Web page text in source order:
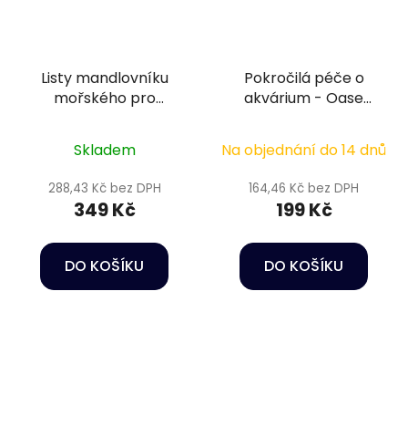
Listy mandlovníku
mořského pro
Leaves 10 ks XXL
Skladem
288,43 Kč bez DPH
349 Kč
DO KOŠÍKU
Pokročilá péče o
akvárium - Oase
Bacteria 100 ml
Na objednání do 14 dnů
164,46 Kč bez DPH
199 Kč
DO KOŠÍKU